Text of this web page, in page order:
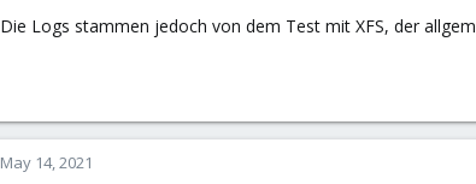
n
Die Logs stammen jedoch von dem Test mit XFS, der
May 14, 2021